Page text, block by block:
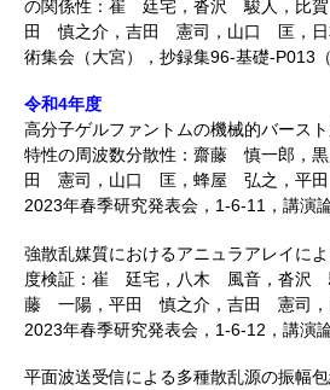
の関係性：崔 廷宅，沓沢 駿人，比
田 慎之介，吉田 憲司，山口 匡，日
術集会（大宮），抄録集96-基礎-P013
令和4年度
高分子ゲルファントムの機械的バース
特性の周波数分散性：齋藤 慎一郎，
田 憲司，山口 匡，蜂屋 弘之，平
2023年春季研究発表会，1-6-11，講演
強散乱媒質におけるアニュラアレイに
度検証：崔 廷宅，八木 風音，沓沢
藤 一陽，平田 慎之介，吉田 憲司，
2023年春季研究発表会，1-6-12，講演
平面波送受信による多種散乱源の振幅